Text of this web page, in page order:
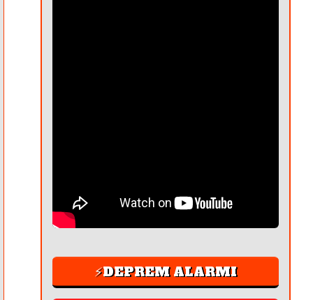
⚡DEPREM ALARMI